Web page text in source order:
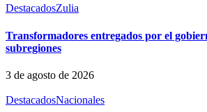
DestacadosZulia
Transformadores entregados por el
subregiones
3 de agosto de 2026
DestacadosNacionales